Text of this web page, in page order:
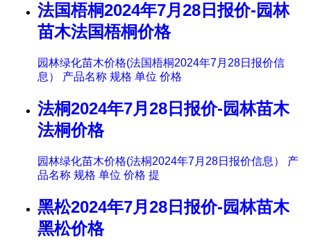
法国梧桐2024年7月28日报价-园林
苗木法国梧桐价格
园林绿化苗木价格(法国梧桐2024年7月28日报价信
息） 产品名称 规格 单位 价格
法桐2024年7月28日报价-园林苗木
法桐价格
园林绿化苗木价格(法桐2024年7月28日报价信息） 产
品名称 规格 单位 价格 提
黑松2024年7月28日报价-园林苗木
黑松价格